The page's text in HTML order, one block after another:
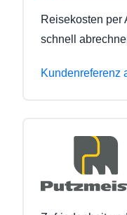
Reisekosten per
schnell
Kundenreferenz